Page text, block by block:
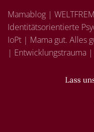
Mamablog |
Identitätsorientierte
IoPt | Mama gut. Alles
| Entwicklungstrauma
Lass